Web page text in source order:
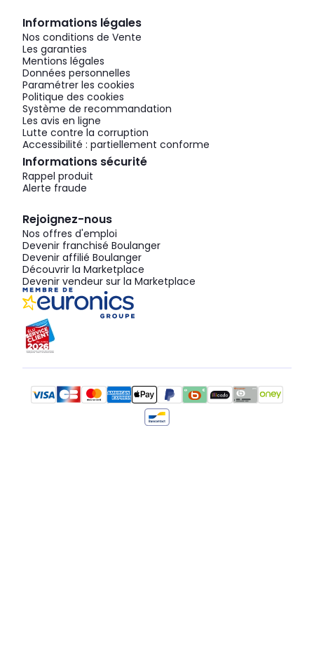
Informations légales
Nos conditions de Vente
Les garanties
Mentions légales
Données personnelles
Paramétrer les cookies
Politique des cookies
Système de recommandation
Les avis en ligne
Lutte contre la corruption
Accessibilité : partiellement conforme
Informations sécurité
Rappel produit
Alerte fraude
Rejoignez-nous
Nos offres d'emploi
Devenir franchisé Boulanger
Devenir affilié Boulanger
Découvrir la Marketplace
Devenir vendeur sur la Marketplace